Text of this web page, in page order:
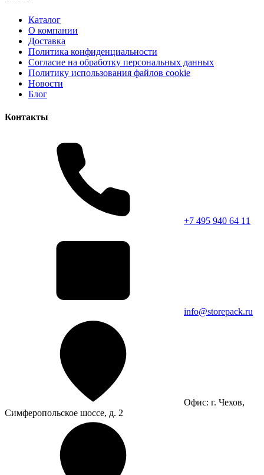
Каталог
О компании
Доставка
Политика конфиденциальности
Согласие на обработку персональных данных
Политику использования файлов cookie
Новости
Блог
Контакты
+7 495 940 64 11
info@storepack.ru
Офис: г. Чехов,
Симферопольское шоссе, д. 2